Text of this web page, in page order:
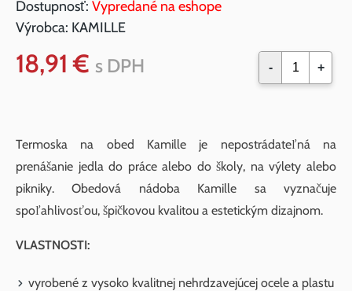
Dostupnosť: Vypredané na eshope
Výrobca: KAMILLE
18,91 € s DPH - +
Termoska na obed Kamille je nepostrádateľná na
prenášanie jedla do práce alebo do školy, na výlety alebo
pikniky. Obedová nádoba Kamille sa vyznačuje
spoľahlivosťou, špičkovou kvalitou a estetickým dizajnom.
VLASTNOSTI:
vyrobené z vysoko kvalitnej nehrdzavejúcej ocele a plastu